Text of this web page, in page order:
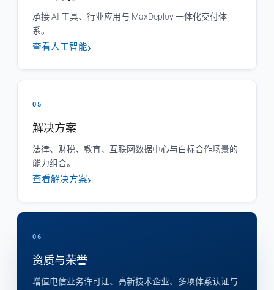
承接 AI 工具、行业应用与 MaxDeploy 一体化交付体
系。
查看人工智能
05
解决方案
法律、财税、教育、互联网数据中心与白标合作场景的
能力组合。
查看解决方案
06
资质与荣誉
增值电信业务许可证、高新技术企业、多项体系认证与